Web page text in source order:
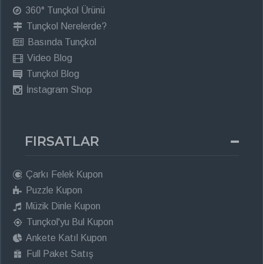
360° Tunçkol Ürünü
Tunçkol Nerelerde?
Basında Tunçkol
Video Blog
Tunçkol Blog
İnstagram Shop
FIRSATLAR
Çarkı Felek Kupon
Puzzle Kupon
Müzik Dinle Kupon
Tunçkol'yu Bul Kupon
Ankete Katıl Kupon
Full Paket Satış